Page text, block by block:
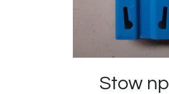
Stow np